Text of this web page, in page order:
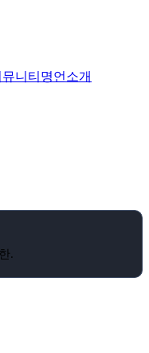
니티 명언 소개
.